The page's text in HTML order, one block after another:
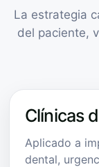
La estrategia
del paciente,
Clínicas
Aplicado a
dental,